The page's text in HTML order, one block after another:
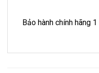
Bảo hành chính hãng